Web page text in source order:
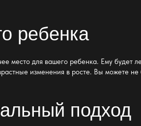
ребенка
место для вашего ребенка. Ему будет
изменения в росте. Вы можете не
подход